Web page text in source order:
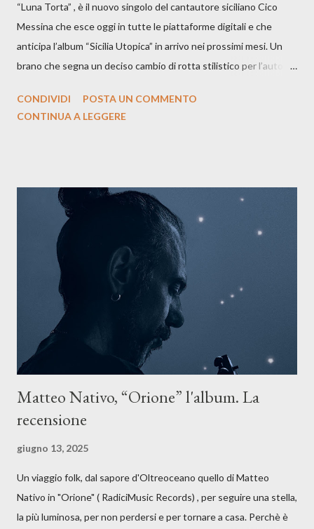
“Luna Torta” , è il nuovo singolo del cantautore siciliano Cico
Messina che esce oggi in tutte le piattaforme digitali e che
anticipa l’album “Sicilia Utopica” in arrivo nei prossimi mesi. Un
brano che segna un deciso cambio di rotta stilistico per l’autore
testo ibrido tra italiano e siciliano, e un’urgenza espressiva che
La canzone racconta la difficoltà di creare, e perfino di esistere,
sotto il peso della realtà. Ma lo fa cercando una via d’uscita, una
forma di assoluzione, nel vivere e nel suonare, nel trovare respiro
anche quando l’aria sembra farsi più densa. Il brano è anche una
dichiarazione d’intenti: Cico Messina apre il suo nuovo percorso
artistico con una composizi...
CONDIVIDI
POSTA UN COMMENTO
CONTINUA A LEGGERE
Matteo Nativo, “Orione” l'album. La
recensione
giugno 13, 2025
Un viaggio folk, dal sapore d'Oltreoceano quello di Matteo
Nativo in "Orione" ( RadiciMusic Records) , per seguire una stella,
la più luminosa, per non perdersi e per tornare a casa. Perchè è